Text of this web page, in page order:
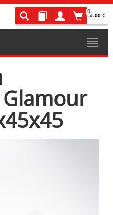
0
0.00 €